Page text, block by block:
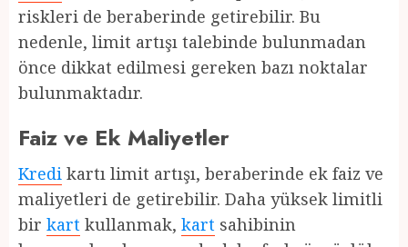
riskleri de beraberinde getirebilir. Bu
nedenle, limit artışı talebinde bulunmadan
önce dikkat edilmesi gereken bazı noktalar
bulunmaktadır.
Faiz ve Ek Maliyetler
Kredi kartı limit artışı, beraberinde ek faiz ve
maliyetleri de getirebilir. Daha yüksek limitli
bir kart kullanmak, kart sahibinin